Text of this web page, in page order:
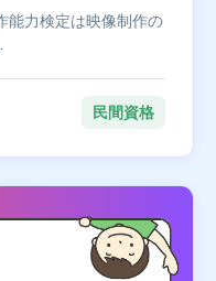
能力検定は映像制作の
民間資格